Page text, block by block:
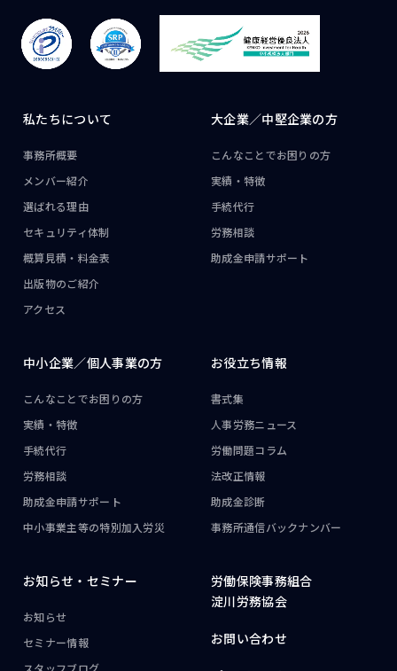
私たちについて
事務所概要
メンバー紹介
選ばれる理由
セキュリティ体制
概算見積・料金表
出版物のご紹介
アクセス
大企業／中堅企業の方
こんなことでお困りの方
実績・特徴
手続代行
労務相談
助成金申請サポート
中小企業／個人事業の方
こんなことでお困りの方
実績・特徴
手続代行
労務相談
助成金申請サポート
中小事業主等の特別加入労災
お役立ち情報
書式集
人事労務ニュース
労働問題コラム
法改正情報
助成金診断
事務所通信バックナンバー
お知らせ・ セミナー
お知らせ
セミナー情報
スタッフブログ
労働保険事務組合
淀川労務協会
お問い合わせ